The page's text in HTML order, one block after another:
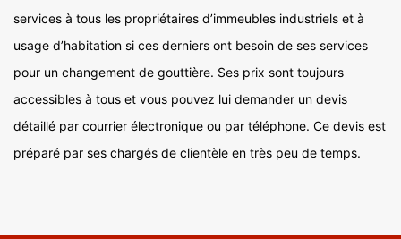
services à tous les propriétaires d’immeubles industriels et à
usage d’habitation si ces derniers ont besoin de ses services
pour un changement de gouttière. Ses prix sont toujours
accessibles à tous et vous pouvez lui demander un devis
détaillé par courrier électronique ou par téléphone. Ce devis est
préparé par ses chargés de clientèle en très peu de temps.